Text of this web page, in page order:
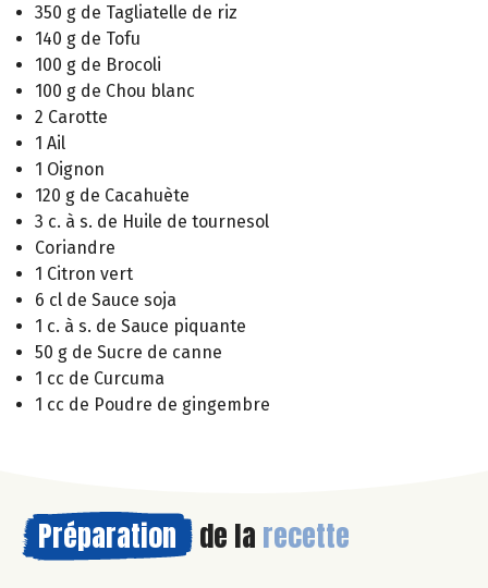
350 g de Tagliatelle de riz
140 g de Tofu
100 g de Brocoli
100 g de Chou blanc
2 Carotte
1 Ail
1 Oignon
120 g de Cacahuète
3 c. à s. de Huile de tournesol
Coriandre
1 Citron vert
6 cl de Sauce soja
1 c. à s. de Sauce piquante
50 g de Sucre de canne
1 cc de Curcuma
1 cc de Poudre de gingembre
Préparation de la recette